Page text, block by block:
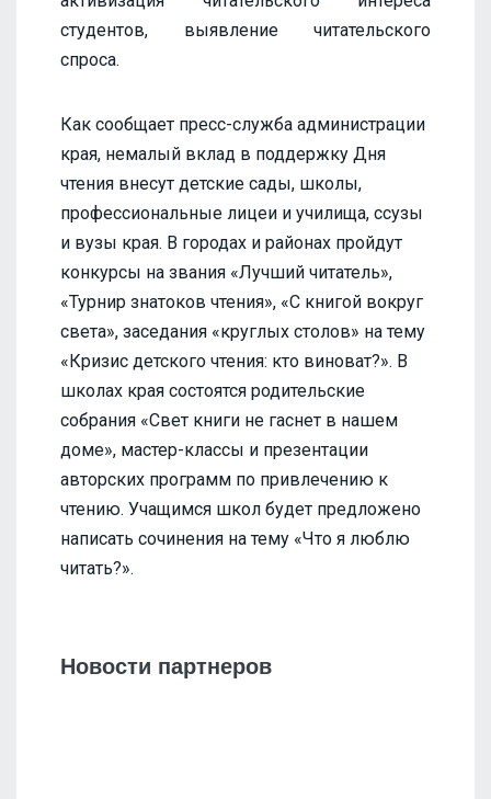
студентов, выявление читательского
спроса.
Как сообщает пресс-служба администрации
края, немалый вклад в поддержку Дня
чтения внесут детские сады, школы,
профессиональные лицеи и училища, ссузы
и вузы края. В городах и районах пройдут
конкурсы на звания «Лучший читатель»,
«Турнир знатоков чтения», «С книгой вокруг
света», заседания «круглых столов» на тему
«Кризис детского чтения: кто виноват?». В
школах края состоятся родительские
собрания «Свет книги не гаснет в нашем
доме», мастер-классы и презентации
авторских программ по привлечению к
чтению. Учащимся школ будет предложено
написать сочинения на тему «Что я люблю
читать?».
Новости партнеров